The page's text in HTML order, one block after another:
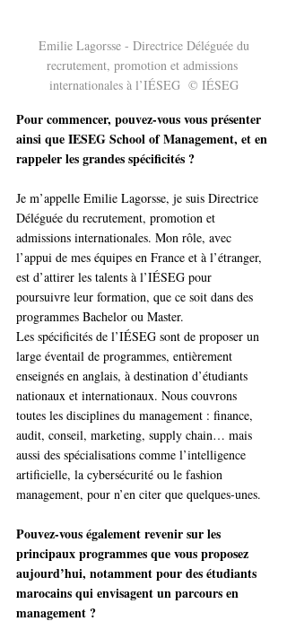
Emilie Lagorsse - Directrice Déléguée du
recrutement, promotion et admissions
internationales à l’IÉSEG © IÉSEG
Pour commencer, pouvez-vous vous présenter
ainsi que IESEG School of Management, et en
rappeler les grandes spécificités ?
Je m’appelle Emilie Lagorsse, je suis Directrice
Déléguée du recrutement, promotion et
admissions internationales. Mon rôle, avec
l’appui de mes équipes en France et à l’étranger,
est d’attirer les talents à l’IÉSEG pour
poursuivre leur formation, que ce soit dans des
programmes Bachelor ou Master.
Les spécificités de l’IÉSEG sont de proposer un
large éventail de programmes, entièrement
enseignés en anglais, à destination d’étudiants
nationaux et internationaux. Nous couvrons
toutes les disciplines du management : finance,
audit, conseil, marketing, supply chain… mais
aussi des spécialisations comme l’intelligence
artificielle, la cybersécurité ou le fashion
management, pour n’en citer que quelques-unes.
Pouvez-vous également revenir sur les
principaux programmes que vous proposez
aujourd’hui, notamment pour des étudiants
marocains qui envisagent un parcours en
management ?